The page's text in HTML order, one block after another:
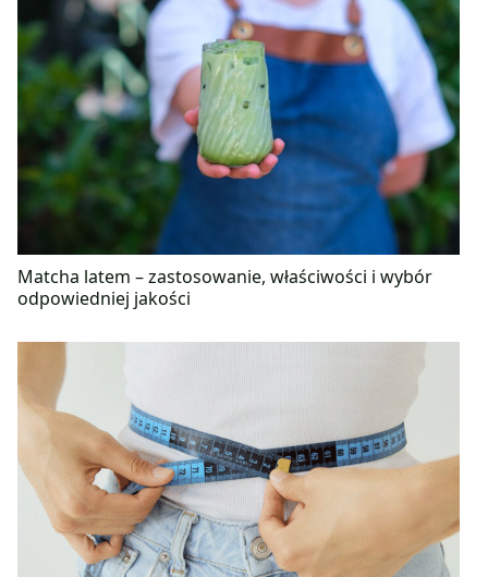
Matcha latem – zastosowanie, właściwości i wybór
odpowiedniej jakości